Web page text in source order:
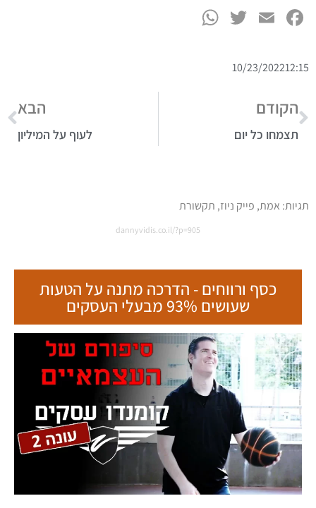
Facebook
Email
Twitter
12:15
10/23/2022
הקודם
תצמחו כל יום
הבא
לעוף על המיליון
תגיות: אמת, פייק ניוז, תקשורת
dannyvidis.co.il/?p=905
כסף ורווחים - הדרכה מתנה על הטעות
שעושים 93% מבעלי העסקים